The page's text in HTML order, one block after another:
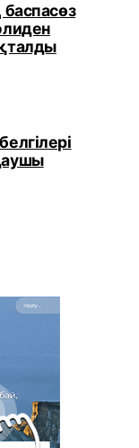
баспасөз